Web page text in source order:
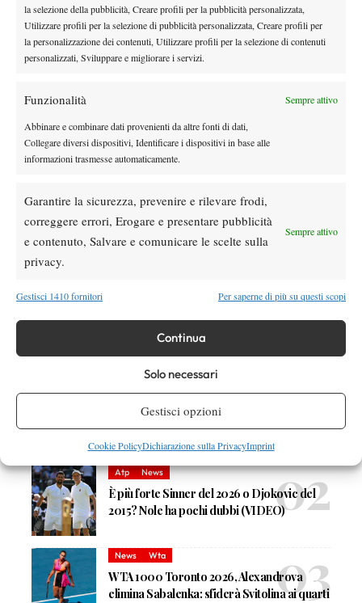
la selezione della pubblicità, Creare profili per la pubblicità personalizzata,
Utilizzare profili per la selezione di pubblicità personalizzata, Creare profili per
la personalizzazione dei contenuti, Utilizzare profili per la selezione di contenuti
personalizzati, Sviluppare e migliorare i servizi.
Funzionalità Sempre attivo
Abbinare e combinare dati provenienti da altre fonti di dati,
Collegare diversi dispositivi, Identificare i dispositivi in base alle
informazioni trasmesse automaticamente.
Garantire la sicurezza, prevenire e rilevare frodi,
correggere errori, Erogare e presentare pubblicità
e contenuto, Salvare e comunicare le scelte sulla
privacy.
Sempre attivo
Gestisci 1410 fornitori Per saperne di più su questi scopi
Continua
Solo necessari
Gestisci opzioni
Cookie PolicyDichiarazione sulla PrivacyImprint
TAGGED:Annalisa Bona Camilla Rosatello Carolina Pillot
Itf Itf Biella Stefania Chieppa Wta
Devi essereconnesso per inviare un commento.
DI TENDENZA
Lys sul dominio Sinner-Alcaraz: “Preferisco
l’equilibrio del circuito WTA: una settimana
può cambiarti la carriera”
Atp News
È più forte Sinner del 2026 o Djokovic del
2015? Nole ha pochi dubbi (VIDEO)
News Wta
WTA 1000 Toronto 2026, Alexandrova
elimina Sabalenka: sfiderà Svitolina ai quarti